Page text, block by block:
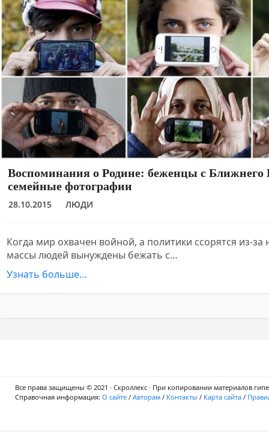
Воспоминания о Родине: беженцы с Ближнего
семейные фотографии
28.10.2015 ЛЮДИ
Когда мир охвачен войной, а политики ссорятся из-
массы людей вынуждены бежать с…
Узнать больше…
Все права защищены © 2021 · Скроллекс · При копировании материалов
Справочная информация: О сайте / Авторам / Контакты / Карта сайта /